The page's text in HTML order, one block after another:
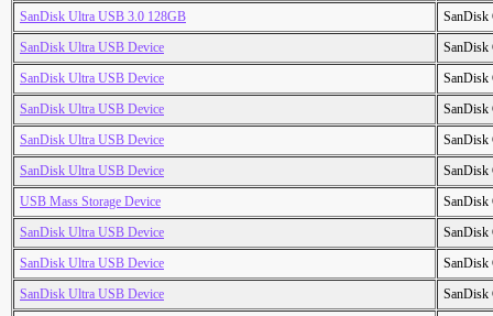
SanDisk Ultra USB 3.0 128GB
SanDisk
SanDisk Ultra USB Device
SanDisk
SanDisk Ultra USB Device
SanDisk
SanDisk Ultra USB Device
SanDisk
SanDisk Ultra USB Device
SanDisk
SanDisk Ultra USB Device
SanDisk
USB Mass Storage Device
SanDisk
SanDisk Ultra USB Device
SanDisk
SanDisk Ultra USB Device
SanDisk
SanDisk Ultra USB Device
SanDisk